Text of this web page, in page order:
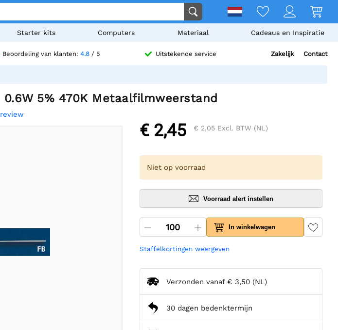
Starter kits Computers Materiaal Cadeaus en Inspiratie
Beoordeling van klanten: 4.8 / 5 Uitstekende service Zakelijk Contact
0.6W 5% 470K Metaalfilmweerstand
€ 2,45 € 2,05 Excl. BTW (NL)
Niet op voorraad
Voorraad alert instellen
In winkelwagen
Staffelkortingen weergeven
Verzonden vanaf € 3,50 (NL)
30 dagen bedenktermijn